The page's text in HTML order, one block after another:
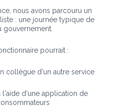
nous avons parcouru un
: une journée typique de
gouvernement.
pourrait :
collègue d'un autre service
d'une application de